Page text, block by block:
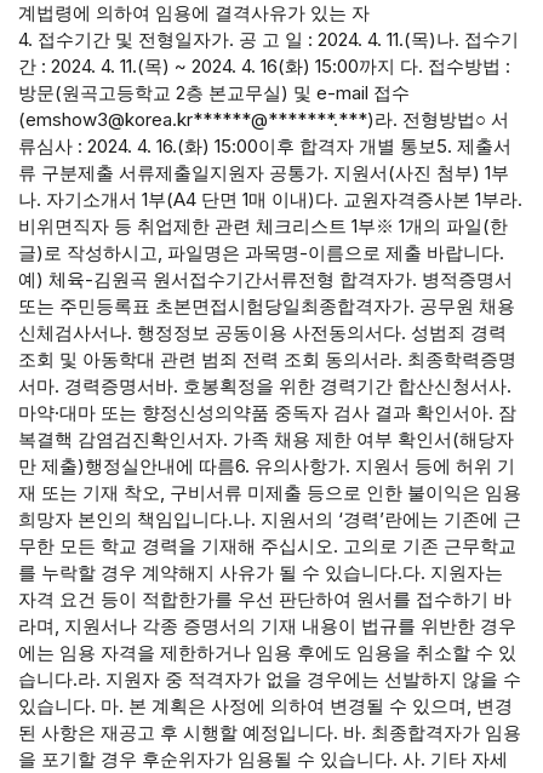
계법령에 의하여 임용에 결격사유가 있는 자
4. 접수기간 및 전형일자가. 공 고 일 : 2024. 4. 11.(목)나. 접수기
간 : 2024. 4. 11.(목) ~ 2024. 4. 16(화) 15:00까지 다. 접수방법 :
방문(원곡고등학교 2층 본교무실) 및 e-mail 접수
(emshow3@korea.kr******@*******.***)라. 전형방법○ 서
류심사 : 2024. 4. 16.(화) 15:00이후 합격자 개별 통보5. 제출서
류 구분제출 서류제출일지원자 공통가. 지원서(사진 첨부) 1부
나. 자기소개서 1부(A4 단면 1매 이내)다. 교원자격증사본 1부라.
비위면직자 등 취업제한 관련 체크리스트 1부※ 1개의 파일(한
글)로 작성하시고, 파일명은 과목명-이름으로 제출 바랍니다.
예) 체육-김원곡 원서접수기간서류전형 합격자가. 병적증명서
또는 주민등록표 초본면접시험당일최종합격자가. 공무원 채용
신체검사서나. 행정정보 공동이용 사전동의서다. 성범죄 경력
조회 및 아동학대 관련 범죄 전력 조회 동의서라. 최종학력증명
서마. 경력증명서바. 호봉획정을 위한 경력기간 합산신청서사.
마약·대마 또는 향정신성의약품 중독자 검사 결과 확인서아. 잠
복결핵 감염검진확인서자. 가족 채용 제한 여부 확인서(해당자
만 제출)행정실안내에 따름6. 유의사항가. 지원서 등에 허위 기
재 또는 기재 착오, 구비서류 미제출 등으로 인한 불이익은 임용
희망자 본인의 책임입니다.나. 지원서의 ‘경력’란에는 기존에 근
무한 모든 학교 경력을 기재해 주십시오. 고의로 기존 근무학교
를 누락할 경우 계약해지 사유가 될 수 있습니다.다. 지원자는
자격 요건 등이 적합한가를 우선 판단하여 원서를 접수하기 바
라며, 지원서나 각종 증명서의 기재 내용이 법규를 위반한 경우
에는 임용 자격을 제한하거나 임용 후에도 임용을 취소할 수 있
습니다.라. 지원자 중 적격자가 없을 경우에는 선발하지 않을 수
있습니다. 마. 본 계획은 사정에 의하여 변경될 수 있으며, 변경
된 사항은 재공고 후 시행할 예정입니다. 바. 최종합격자가 임용
을 포기할 경우 후순위자가 임용될 수 있습니다. 사. 기타 자세